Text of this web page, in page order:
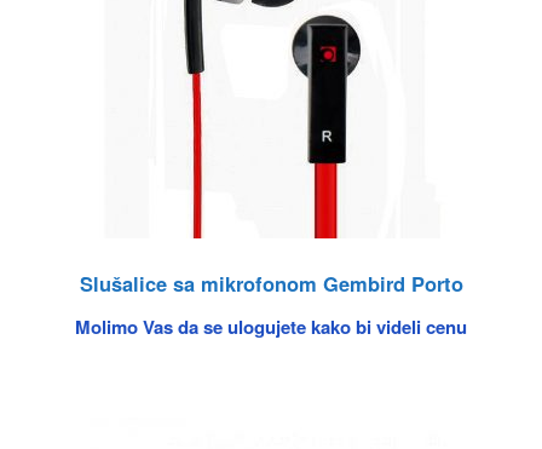
Slušalice sa mikrofonom Gembird Porto
Molimo Vas da se ulogujete kako bi videli cenu